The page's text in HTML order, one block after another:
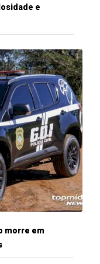
e
morre em